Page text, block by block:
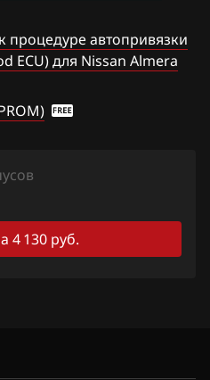
процедуре автопривязки
ECU) для Nissan Almera
4 130 руб.